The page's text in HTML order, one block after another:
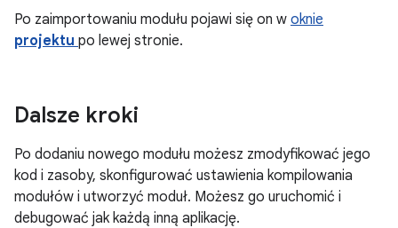
Po zaimportowaniu modułu pojawi się on w oknie
projektu po lewej stronie.
Dalsze kroki
Po dodaniu nowego modułu możesz zmodyfikować jego
kod i zasoby, skonfigurować ustawienia kompilowania
modułów i utworzyć moduł. Możesz go uruchomić i
debugować jak każdą inną aplikację.